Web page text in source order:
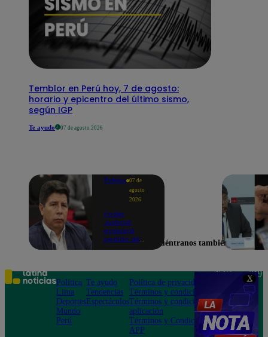
X
Temblor en Perú hoy, 7 de agosto:
horario y epicentro del último sismo,
según IGP
Te ayudo 07 de agosto 2026
Política 07 de
agosto
2026
Poder
Judicial
evaluará
pedido de
Pedro
Castillo
Encuéntranos también en
Política
Lima
Deportes
Mundo
Perú
Te ayudo
Tendencias
Espectáculos
Política de privacidad
Términos y condiciones
Términos y condiciones
aplicación
Términos y Condiciones
APP
Teléfono: 219
Av. San
Felipe 968
Jesús María